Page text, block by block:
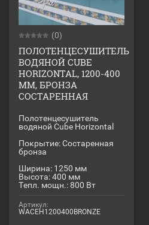
(0)
ПОЛОТЕНЦЕСУШИТЕЛЬ
ВОДЯНОЙ CUBE
HORIZONTAL, 1200-400
ММ, БРОНЗА
СОСТАРЕННАЯ
Полотенцесушитель
водяной Cube Horizontal
Покрытие: Состаренная
бронза
Ширина: 1250 мм
Высота: 400 мм
Тепл. мощн.: 800 Вт
Артикул:
WACEH1200400BRONZE